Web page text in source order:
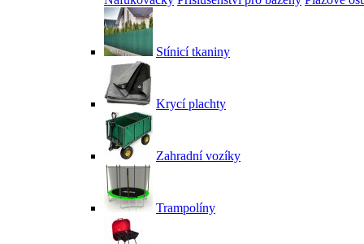
Stínicí tkaniny
Krycí plachty
Zahradní vozíky
Trampolíny